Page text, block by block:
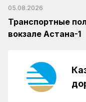
05.08.2026
Транспортные
вокзале Астана-1